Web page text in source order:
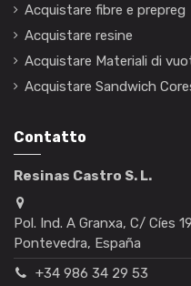
Acquistare fibre e prepreg
Acquistare resine
Acquistare Materiali di
Acquistare Sandwich
Contatto
Resinas Castro S. L.
Pol. Ind. A Granxa, C/ Cíes
Pontevedra, España
+34 986 34 29 53